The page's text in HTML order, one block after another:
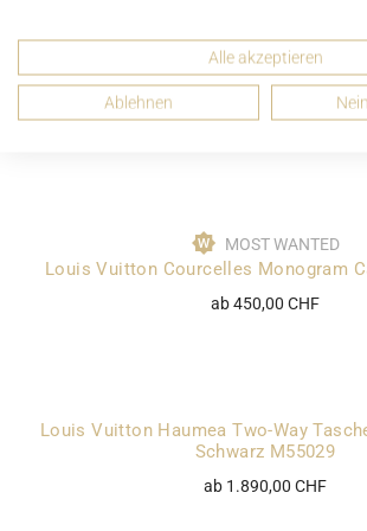
Louis Vuitton Montaigne BB Monogram
MOST WANTED
Louis Vuitton Courcelles Monogram
ab 450,00 CHF
Louis Vuitton Haumea Two-Way
Schwarz M55029
ab 1.890,00 CHF
Alle akzeptieren
Ablehnen